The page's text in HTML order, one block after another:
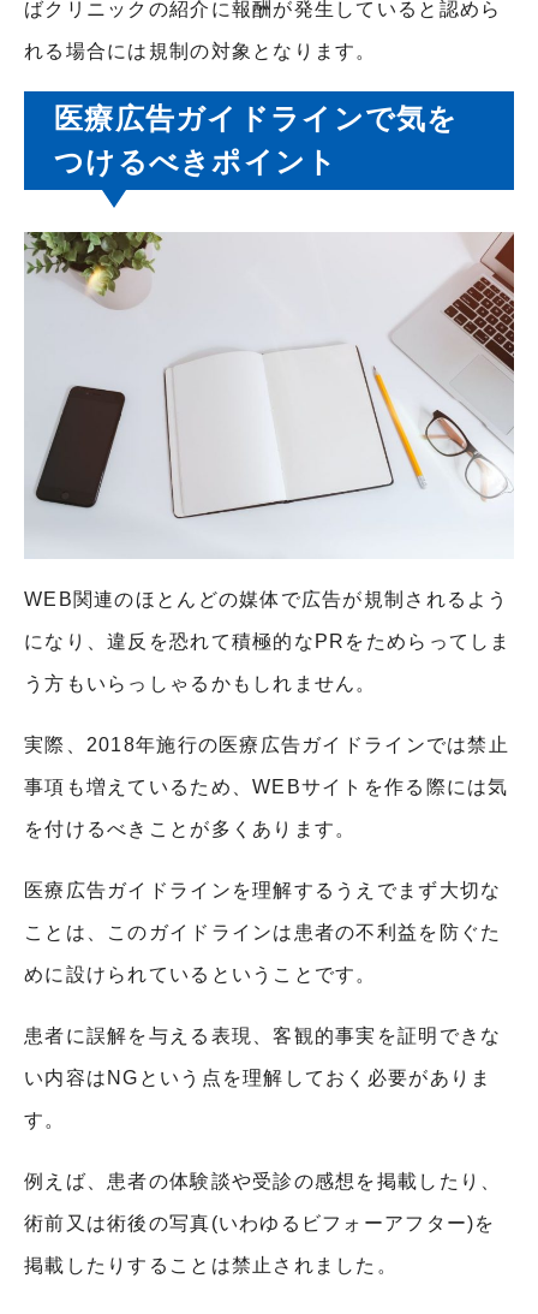
ばクリニックの紹介に報酬が発生していると認めら
れる場合には規制の対象となります。
医療広告ガイドラインで気を
つけるべきポイント
WEB関連のほとんどの媒体で広告が規制されるよう
になり、違反を恐れて積極的な PR をためらってしま
う方もいらっしゃるかもしれません。
実際、 2018年施行の医療広告ガイドラインでは禁止
事項も増えているため、WEBサイトを作る際には気
を付けるべきことが多くあります。
医療広告ガイドラインを理解するうえでまず大切な
ことは、このガイドラインは患者の不利益を防ぐた
めに設けられているということです。
患者に誤解を与える表現、客観的事実を証明できな
い内容は NG という点を理解しておく必要がありま
す。
例えば、患者の体験談や受診の感想を掲載したり、
術前又は術後の写真(いわゆるビフォーアフター)を
掲載したりすることは禁止されました。